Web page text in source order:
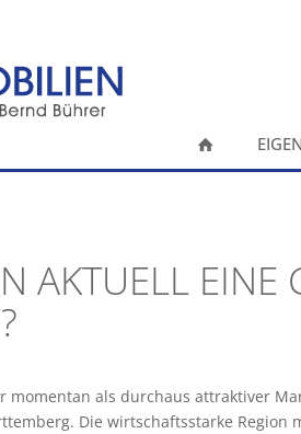
AKTUELL EINE
momentan als durchaus attraktiver
Die wirtschaftsstarke